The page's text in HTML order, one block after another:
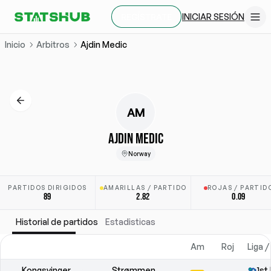
INICIAR SESIÓN
Inicio Arbitros Ajdin Medic
AM
AJDIN MEDIC
Norway
PARTIDOS DIRIGIDOS
89
AMARILLAS / PARTIDO
2.82
ROJAS /
0.09
Historial de partidos Estadisticas
Am Roj Liga /